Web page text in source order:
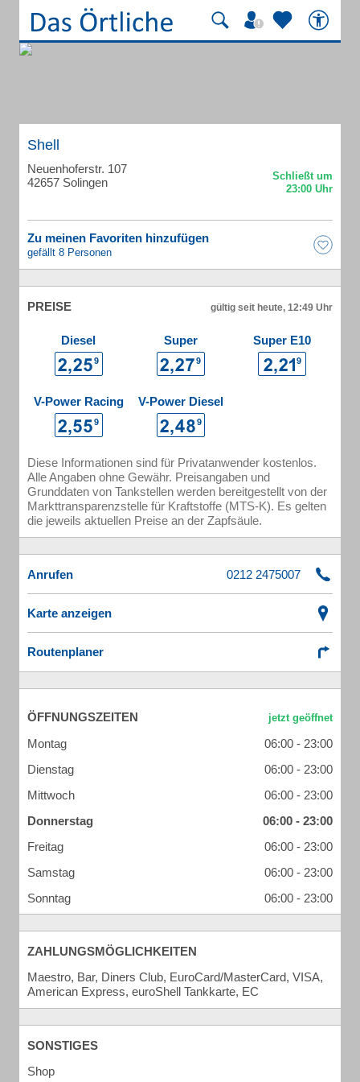
Shell
Neuenhoferstr. 107
42657 Solingen
Zu meinen Favoriten hinzufügen
gefällt 8 Personen
PREISE gültig seit heute, 12:49 Uhr
Diesel Super Super E10
V-Power Racing V-Power Diesel
Diese Informationen sind für Privatanwender kostenlos.
Alle Angaben ohne Gewähr. Preisangaben und
Grunddaten von Tankstellen werden bereitgestellt von der
Markttransparenzstelle für Kraftstoffe (MTS-K). Es gelten
die jeweils aktuellen Preise an der Zapfsäule.
Anrufen
Karte anzeigen
Routenplaner
ÖFFNUNGSZEITEN
Montag
06:00 - 23:00
Dienstag
06:00 - 23:00
Mittwoch
06:00 - 23:00
Donnerstag
06:00 - 23:00
Freitag
06:00 - 23:00
Samstag
06:00 - 23:00
Sonntag
06:00 - 23:00
ZAHLUNGSMÖGLICHKEITEN
Maestro, Bar, Diners Club, EuroCard/MasterCard, VISA,
American Express, euroShell Tankkarte, EC
SONSTIGES
Shop